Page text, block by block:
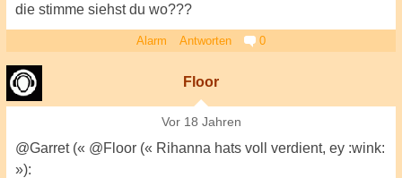
die stimme siehst du wo???
Alarm Antworten 0
Floor
Vor 18 Jahren
@Garret (« @Floor (« Rihanna hats voll verdient, ey :wink:
»):